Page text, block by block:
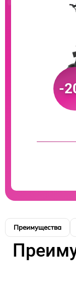
-
Преимущества